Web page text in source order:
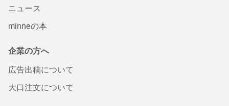
ニュース
minneの本
企業の方へ
広告出稿について
大口注文について